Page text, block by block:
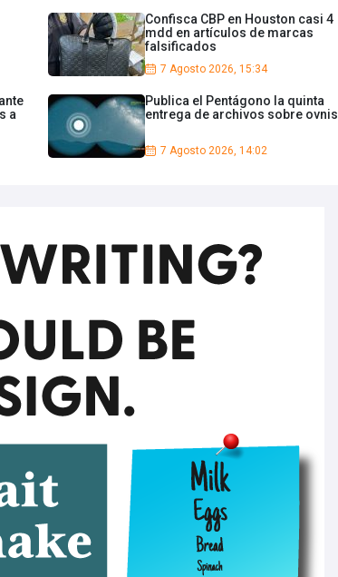
Confisca CBP en Houston casi 4
mdd en artículos de marcas
falsificados
7 Agosto 2026, 15:34
a
Publica el Pentágono la quinta
entrega de archivos sobre ovnis
7 Agosto 2026, 14:02